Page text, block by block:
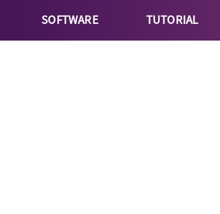
SOFTWARE TUTORIAL